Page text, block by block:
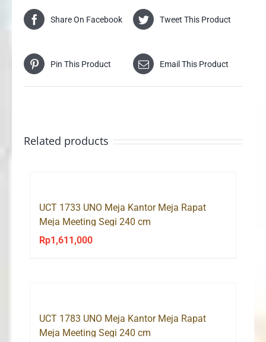
Share On Facebook Tweet This Product
Pin This Product Email This Product
Related products
UCT 1733 UNO Meja Kantor Meja Rapat
Meja Meeting Segi 240 cm
Rp1,611,000
UCT 1783 UNO Meja Kantor Meja Rapat
Meja Meeting Segi 240 cm